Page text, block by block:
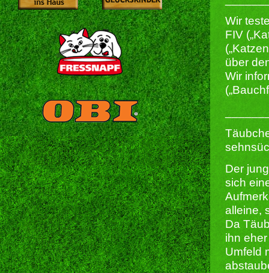
Wir
FIV
über
Wir
Der
sich
alleine,
Da
ihn
Umfeld